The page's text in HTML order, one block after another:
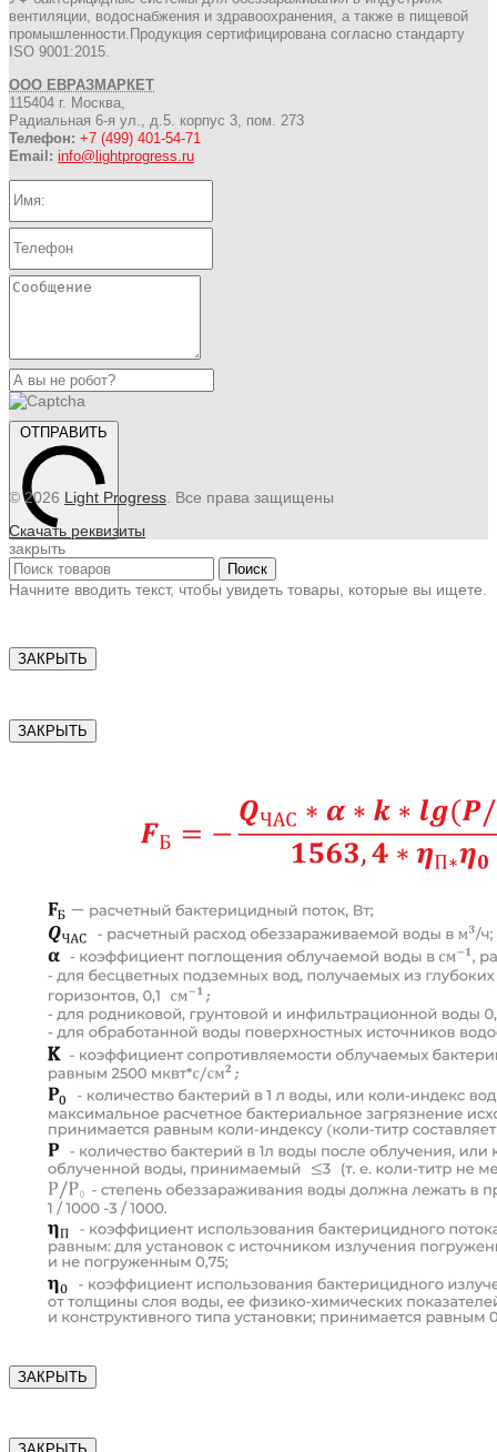
вентиляции, водоснабжения и здравоохранения, а также в пищевой
промышленности.Продукция сертифицирована согласно стандарту
ISO 9001:2015.
ООО ЕВРАЗМАРКЕТ
115404 г. Москва,
Радиальная 6-я ул., д.5. корпус 3, пом. 273
Телефон: +7 (499) 401-54-71
Email: info@lightprogress.ru
ОТПРАВИТЬ
© 2026 Light Progress . Все права защищены
Скачать реквизиты
закрыть
Поиск
Начните вводить текст, чтобы увидеть товары, которые вы ищете.
ЗАКРЫТЬ
ЗАКРЫТЬ
ЗАКРЫТЬ
ЗАКРЫТЬ